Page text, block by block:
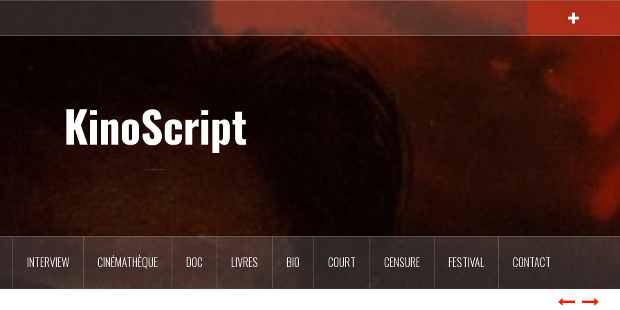
KinoScript
INTERVIEW CINÉMATHÈQUE DOC LIVRES BIO COURT CENSURE FESTIVAL CONTACT